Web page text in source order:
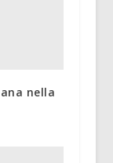
nella